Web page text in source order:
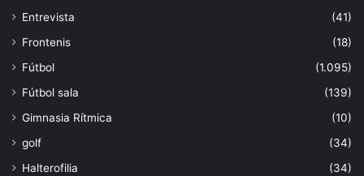
Entrevista
(41)
Frontenis
(18)
Fútbol
(1.095)
Fútbol sala
(139)
Gimnasia Rítmica
(10)
golf
(34)
Halterofilia
(34)